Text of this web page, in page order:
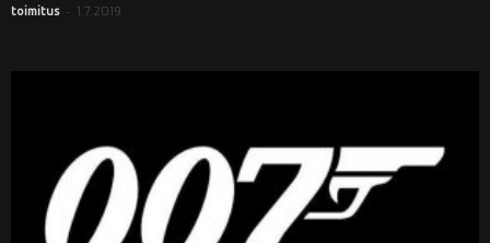
toimitus - 1.7.2019